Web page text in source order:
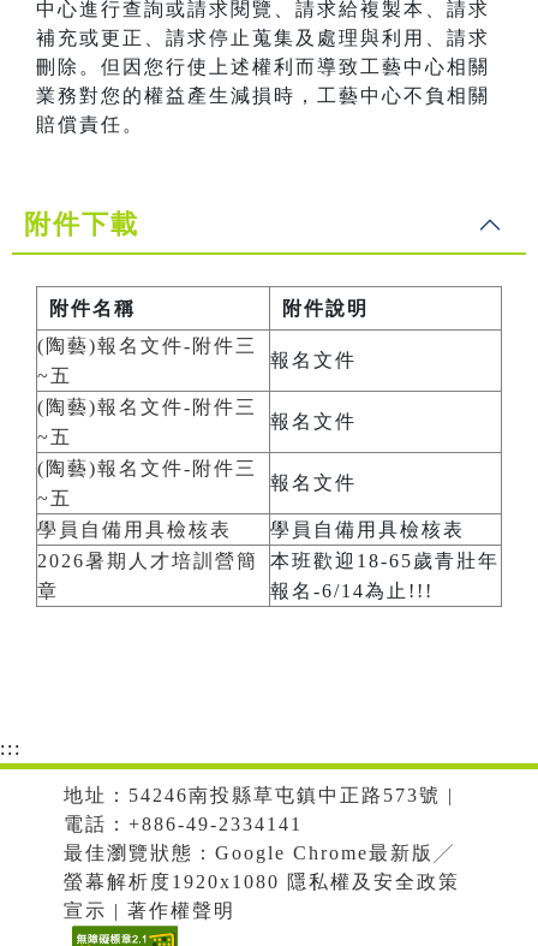
中心進行查詢或請求閱覽、請求給複製本、請求
補充或更正、請求停止蒐集及處理與利用、請求
刪除。但因您行使上述權利而導致工藝中心相關
業務對您的權益產生減損時，工藝中心不負相關
賠償責任。
附件下載
附件名稱
附件說明
(陶藝)報名文件-附件三
~五
報名文件
(陶藝)報名文件-附件三
~五
報名文件
(陶藝)報名文件-附件三
~五
報名文件
學員自備用具檢核表
學員自備用具檢核表
2026暑期人才培訓營簡
章
本班歡迎18-65歲青壯年
報名-6/14為止!!!
:::
地址：54246南投縣草屯鎮中正路573號 |
電話：+886-49-2334141
最佳瀏覽狀態：Google Chrome最新版╱
螢幕解析度1920x1080 隱私權及安全政策
宣示 | 著作權聲明